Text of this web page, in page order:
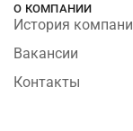
О КОМПАНИИ
История
Вакансии
Контакты